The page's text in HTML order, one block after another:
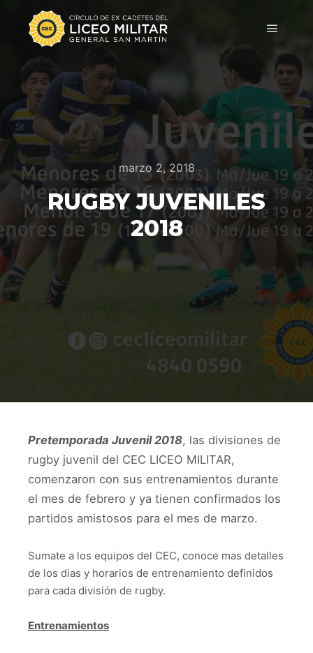
marzo 2, 2018
RUGBY JUVENILES
2018
Pretemporada Juvenil 2018, las divisiones de
rugby juvenil del CEC LICEO MILITAR,
comenzaron con sus entrenamientos durante
el mes de febrero y ya tienen confirmados los
partidos amistosos para el mes de marzo.
Sumate a los equipos del CEC, conoce mas detalles
de los dias y horarios de entrenamiento definidos
para cada división de rugby.
Entrenamientos